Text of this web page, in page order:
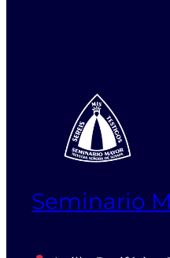
Seminario